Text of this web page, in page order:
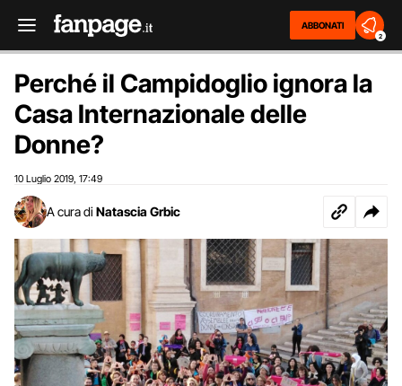
ABBONATI
2
Perché il Campidoglio ignora la
Casa Internazionale delle
Donne?
10 Luglio 2019 17:49
A cura di Natascia Grbic